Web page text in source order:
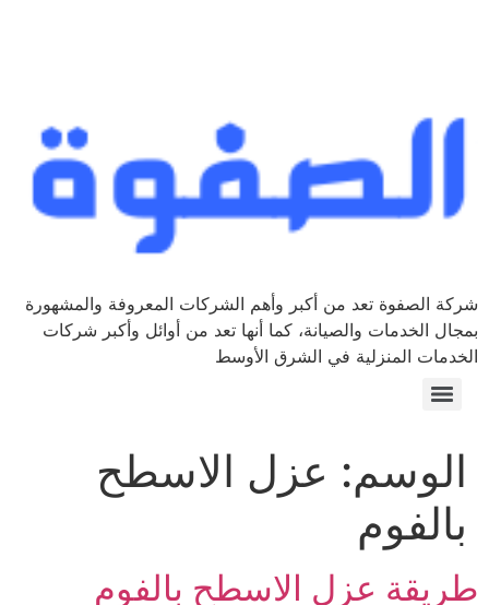
شركة الصفوة تعد من أكبر وأهم الشركات المعروفة والمشهورة
بمجال الخدمات والصيانة، كما أنها تعد من أوائل وأكبر شركات
الخدمات المنزلية في الشرق الأوسط
الوسم: عزل الاسطح
بالفوم
طريقة عزل الاسطح بالفوم